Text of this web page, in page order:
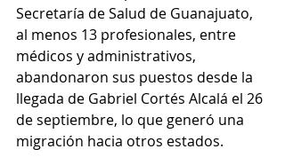
Secretaría de Salud de Guanajuato,
al menos 13 profesionales, entre
médicos y administrativos,
abandonaron sus puestos desde la
llegada de Gabriel Cortés Alcalá el 26
de septiembre, lo que generó una
migración hacia otros estados.